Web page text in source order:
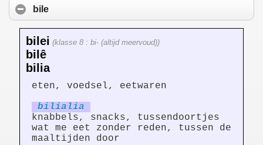
bile
bilei (klasse 8 : bi- (altijd meervoud))
bilê
bilia
eten, voedsel, eetwaren
bilialia
knabbels, snacks, tussendoortjes
wat me eet zonder reden, tussen de
maaltijden door